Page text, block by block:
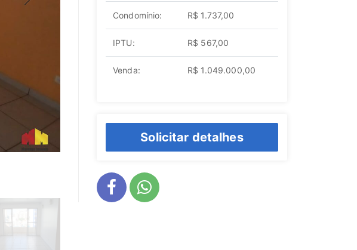
Condomínio: R$ 1.737,00
IPTU: R$ 567,00
Venda: R$ 1.049.000,00
Solicitar detalhes